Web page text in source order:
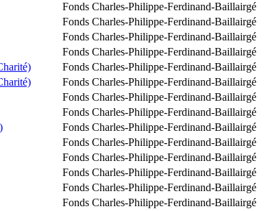
Fonds Charles-Philippe-Ferdinand-Baillairgé
Fonds Charles-Philippe-Ferdinand-Baillairgé
Fonds Charles-Philippe-Ferdinand-Baillairgé
Fonds Charles-Philippe-Ferdinand-Baillairgé
Fonds Charles-Philippe-Ferdinand-Baillairgé
Fonds Charles-Philippe-Ferdinand-Baillairgé
Fonds Charles-Philippe-Ferdinand-Baillairgé
Fonds Charles-Philippe-Ferdinand-Baillairgé
Fonds Charles-Philippe-Ferdinand-Baillairgé
Fonds Charles-Philippe-Ferdinand-Baillairgé
Fonds Charles-Philippe-Ferdinand-Baillairgé
Fonds Charles-Philippe-Ferdinand-Baillairgé
Fonds Charles-Philippe-Ferdinand-Baillairgé
Fonds Charles-Philippe-Ferdinand-Baillairgé